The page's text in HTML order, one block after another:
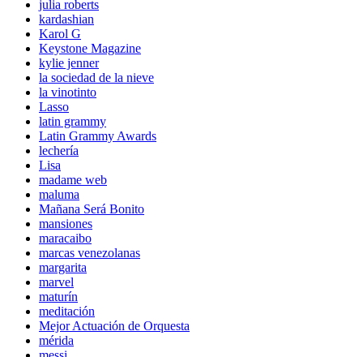
julia roberts
kardashian
Karol G
Keystone Magazine
kylie jenner
la sociedad de la nieve
la vinotinto
Lasso
latin grammy
Latin Grammy Awards
lechería
Lisa
madame web
maluma
Mañana Será Bonito
mansiones
maracaibo
marcas venezolanas
margarita
marvel
maturín
meditación
Mejor Actuación de Orquesta
mérida